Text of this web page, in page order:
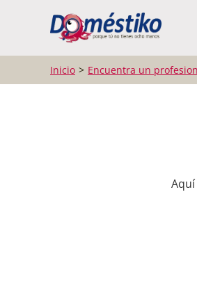
Inicio Encuentra un